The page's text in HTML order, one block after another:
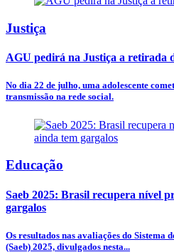
Justiça
AGU pedirá na Justiça a retirada
No dia 22 de julho, uma adolescente
transmissão na rede social.
Educação
Saeb 2025: Brasil recupera nível
gargalos
Os resultados nas avaliações do Sistema
(Saeb) 2025, divulgados nesta...